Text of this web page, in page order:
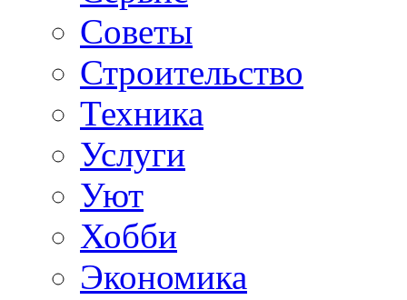
Советы
Строительство
Техника
Услуги
Уют
Хобби
Экономика